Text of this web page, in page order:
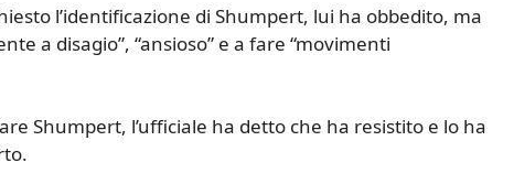
l’identificazione di Shumpert, lui ha obbedito, ma
a disagio”, “ansioso” e a fare “movimenti
Shumpert, l’ufficiale ha detto che ha resistito e lo ha